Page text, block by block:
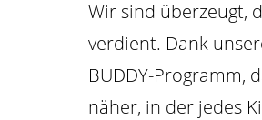
Wir sind überzeugt,
verdient. Dank
BUDDY-Programm,
näher, in der jedes